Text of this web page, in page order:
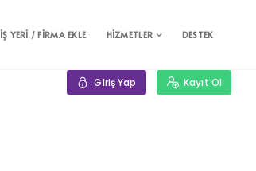
İŞ YERİ / FİRMA EKLE HİZMETLER DESTEK
Giriş Yap Kayıt Ol